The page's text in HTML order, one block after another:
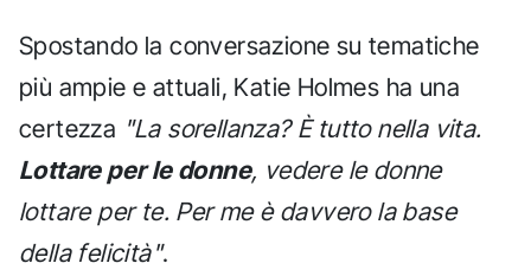
Spostando la conversazione su tematiche
più ampie e attuali, Katie Holmes ha una
certezza "La sorellanza? È tutto nella vita.
Lottare per le donne, vedere le donne
lottare per te. Per me è davvero la base
della felicità".